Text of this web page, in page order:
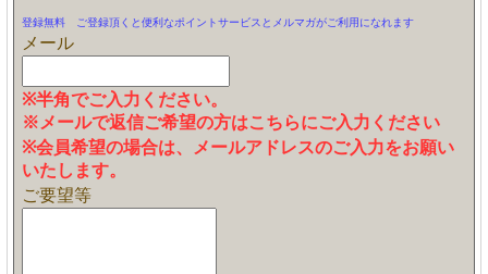
登録無料 ご登録頂くと便利なポイントサービスとメルマガがご利用になれます
メール
※半角でご入力ください。
※メールで返信ご希望の方はこちらにご入力ください
※会員希望の場合は、メールアドレスのご入力をお願い
いたします。
ご要望等